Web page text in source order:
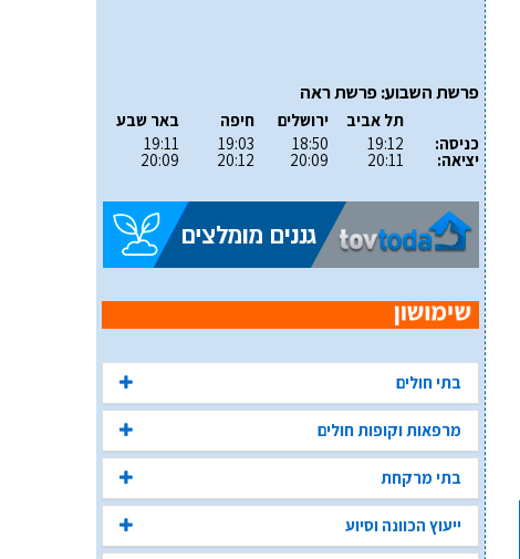
פרשת השבוע: פרשת ראה
כניסה:
יציאה:
תל אביב
19:12
20:11
ירושלים
18:50
20:09
חיפה
19:03
20:12
באר שבע
19:11
20:09
בתי חולים
מרפאות וקופות חולים
בתי מרקחת
ייעוץ הכוונה וסיוע